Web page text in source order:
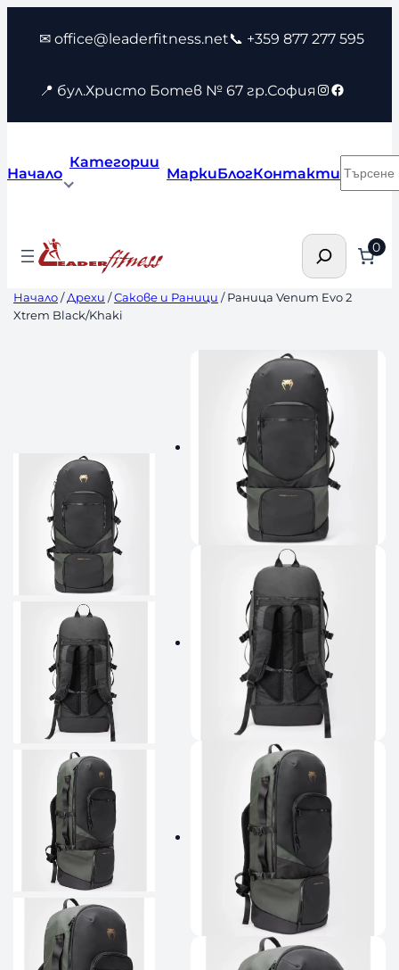
съдържанието
✉ office@leaderfitness.net📞 +359 877 277 595
📍 бул.Христо Ботев № 67 гр.София Instagram
Facebook
Начало
Категории
МаркиБлогКонтакти
Търсене 0
Начало/Дрехи /Сакове и Раници / Раница Venum Evo 2
Xtrem Black/Khaki